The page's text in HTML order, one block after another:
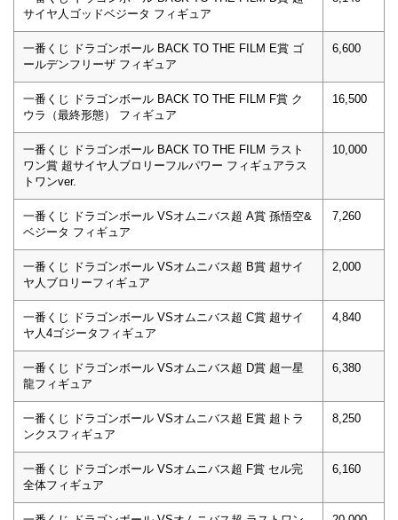
サイヤ人ゴッドベジータ フィギュア
一番くじ ドラゴンボール BACK TO THE FILM E賞 ゴ
ールデンフリーザ フィギュア
6,600
一番くじ ドラゴンボール BACK TO THE FILM F賞 ク
ウラ（最終形態） フィギュア
16,500
一番くじ ドラゴンボール BACK TO THE FILM ラスト
ワン賞 超サイヤ人ブロリーフルパワー フィギュアラス
トワンver.
10,000
一番くじ ドラゴンボール VSオムニバス超 A賞 孫悟空&
ベジータ フィギュア
7,260
一番くじ ドラゴンボール VSオムニバス超 B賞 超サイ
ヤ人ブロリーフィギュア
2,000
一番くじ ドラゴンボール VSオムニバス超 C賞 超サイ
ヤ人4ゴジータフィギュア
4,840
一番くじ ドラゴンボール VSオムニバス超 D賞 超一星
龍フィギュア
6,380
一番くじ ドラゴンボール VSオムニバス超 E賞 超トラ
ンクスフィギュア
8,250
一番くじ ドラゴンボール VSオムニバス超 F賞 セル完
全体フィギュア
6,160